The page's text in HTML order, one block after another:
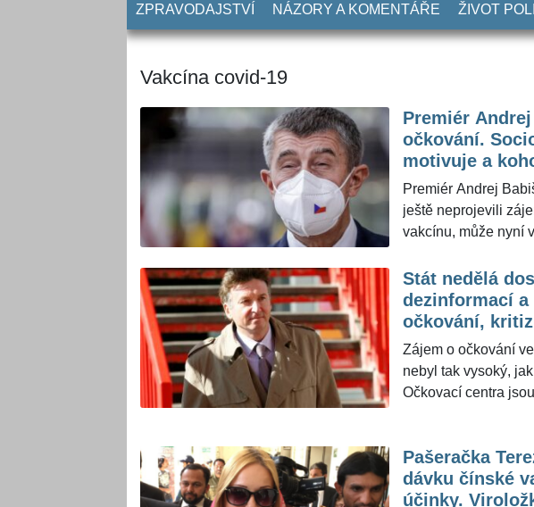
ZPRAVODAJSTVÍ NÁZORY A KOMENTÁŘE ŽIVOT
Vakcína covid-19
Premiér
očkování.
motivuje a
Premiér Andrej
ještě neprojevili
vakcínu, může nyní
herní platformu
covidu-19
proočkovanou část
jako ten nejlepší.
na jednotky, stovky
nabídnete něco
Stát nedělá
dezinformací
očkování,
Zájem o očkování
nebyl tak vysoký,
Očkovací centra
mnoho lidí, kteří se
nechat očkovat a je
dosáhnout kýžené
Pašeračka
dávku čínské
účinky.